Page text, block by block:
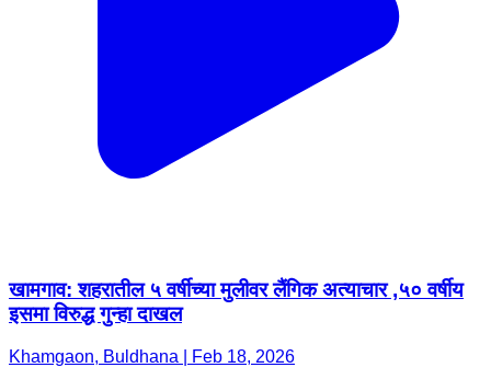
खामगाव: शहरातील ५ वर्षीच्या मुलीवर लैंगिक अत्याचार ,५० वर्षीय
इसमा विरुद्ध गुन्हा दाखल
Khamgaon, Buldhana | Feb 18, 2026